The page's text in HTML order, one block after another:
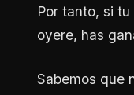
Por tanto, si
oyere, has
Sabemos que